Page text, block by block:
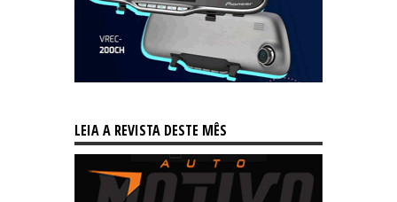
LEIA A REVISTA DESTE MÊS